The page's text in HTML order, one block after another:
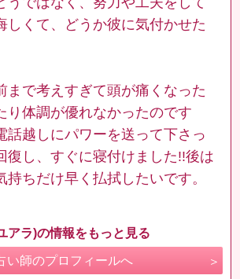
しくて、どうか彼に気付かせた
まで考えすぎて頭が痛くなった
り体調が優れなかったのです
話越しにパワーを送って下さっ
復し、すぐに寝付けました!!後は
持ちだけ早く払拭したいです。
アラ)の情報をもっと見る
い師のプロフィールへ